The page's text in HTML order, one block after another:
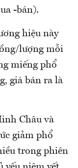
-bán).
hiệu này
lượng mỗi
miếng phổ
giá bán ra là
Châu và
giảm phổ
trong phiên